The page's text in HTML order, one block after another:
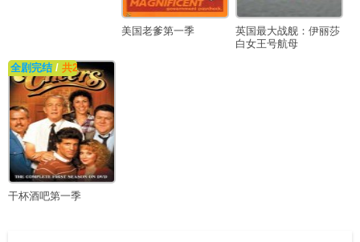
美国老爹第一季
英国最大战舰：伊丽莎
白女王号航母
全剧完结 / 共22集
干杯酒吧第一季